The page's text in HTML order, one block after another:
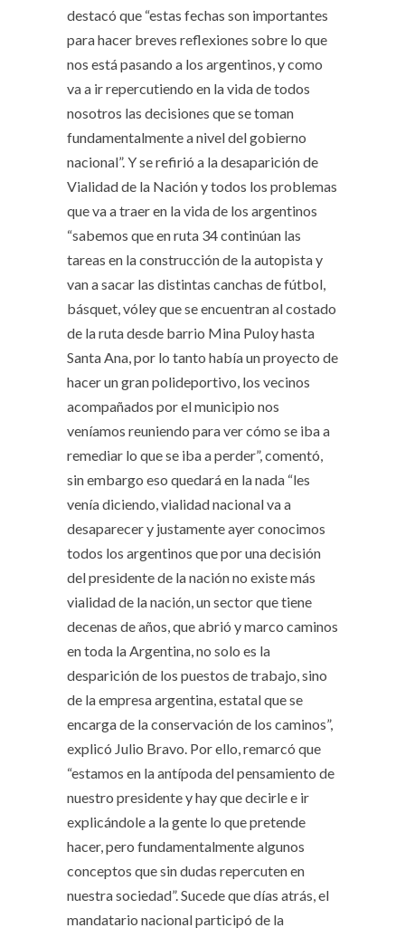
destacó que “estas fechas son importantes
para hacer breves reflexiones sobre lo que
nos está pasando a los argentinos, y como
va a ir repercutiendo en la vida de todos
nosotros las decisiones que se toman
fundamentalmente a nivel del gobierno
nacional”. Y se refirió a la desaparición de
Vialidad de la Nación y todos los problemas
que va a traer en la vida de los argentinos
“sabemos que en ruta 34 continúan las
tareas en la construcción de la autopista y
van a sacar las distintas canchas de fútbol,
básquet, vóley que se encuentran al costado
de la ruta desde barrio Mina Puloy hasta
Santa Ana, por lo tanto había un proyecto de
hacer un gran polideportivo, los vecinos
acompañados por el municipio nos
veníamos reuniendo para ver cómo se iba a
remediar lo que se iba a perder”, comentó,
sin embargo eso quedará en la nada “les
venía diciendo, vialidad nacional va a
desaparecer y justamente ayer conocimos
todos los argentinos que por una decisión
del presidente de la nación no existe más
vialidad de la nación, un sector que tiene
decenas de años, que abrió y marco caminos
en toda la Argentina, no solo es la
desparición de los puestos de trabajo, sino
de la empresa argentina, estatal que se
encarga de la conservación de los caminos”,
explicó Julio Bravo. Por ello, remarcó que
“estamos en la antípoda del pensamiento de
nuestro presidente y hay que decirle e ir
explicándole a la gente lo que pretende
hacer, pero fundamentalmente algunos
conceptos que sin dudas repercuten en
nuestra sociedad”. Sucede que días atrás, el
mandatario nacional participó de la